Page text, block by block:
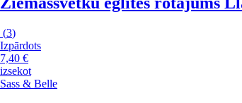
(3)
Izpārdots
7,40 €
izsekot
Sass & Belle